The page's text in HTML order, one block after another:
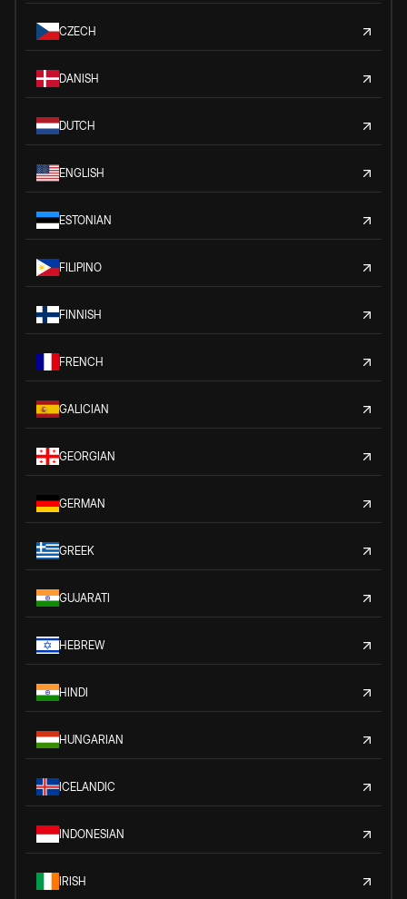
CZECH
DANISH
DUTCH
ENGLISH
ESTONIAN
FILIPINO
FINNISH
FRENCH
GALICIAN
GEORGIAN
GERMAN
GREEK
GUJARATI
HEBREW
HINDI
HUNGARIAN
ICELANDIC
INDONESIAN
IRISH